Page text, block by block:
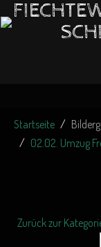
Startseite
02.02. Umzug
Zurück zur